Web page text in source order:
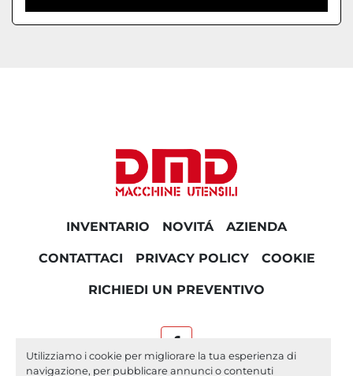
Utilizziamo i cookie per migliorare la tua esperienza di
navigazione, per pubblicare annunci o contenuti
INVENTARIO NOVITÁ AZIENDA
CONTATTACI PRIVACY POLICY COOKIE
RICHIEDI UN PREVENTIVO
facebook